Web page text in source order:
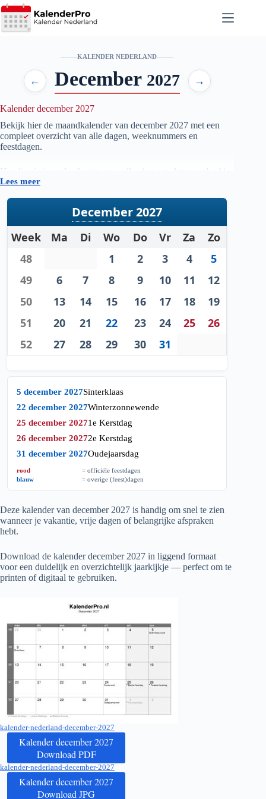
Ga
naar
de
KALENDER NEDERLAND
← December 2027 →
Kalender december 2027
Bekijk hier de maandkalender van december 2027 met een
compleet overzicht van alle dagen, weeknummers en
feestdagen.
Handig als je snel wilt zien op welke dag een datum valt of je
je planning voor de maand december
Lees meer
December 2027
Week Ma Di Wo Do Vr Za
Zo
48
1 2 3 4
5
49
6 7 8 9 10 11
12
50
13 14 15 16 17 18
19
51
20 21 22 23 24 25
26
52
27 28 29 30 31
5 december 2027Sinterklaas
22 december 2027Winterzonnewende
25 december 20271e Kerstdag
26 december 20272e Kerstdag
31 december 2027Oudejaarsdag
rood
= officiële feestdagen
blauw
= overige (feest)dagen
Deze kalender van december 2027 is handig om snel te zien
wanneer je vakantie, vrije dagen of belangrijke afspraken
hebt.
Download de kalender december 2027 in liggend formaat
voor een duidelijk en overzichtelijk jaarkijkje — perfect om te
printen of digitaal te gebruiken.
kalender-nederland-december-2027
Kalender december 2027
Download PDF
kalender-nederland-december-2027
Kalender december 2027
Download JPG